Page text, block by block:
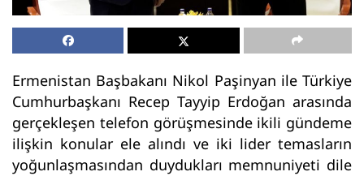
Ermenistan Başbakanı Nikol Paşinyan ile Türkiye
Cumhurbaşkanı Recep Tayyip Erdoğan arasında
gerçekleşen telefon görüşmesinde ikili gündeme
ilişkin konular ele alındı ve iki lider temasların
yoğunlaşmasından duydukları memnuniyeti dile